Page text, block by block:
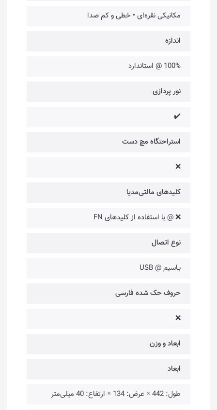
مکانیکی نقره‌ای • خطی و کم صدا
اندازه
100% @ استاندارد
نور پردازی
✔️
استراحتگاه مچ دست
❌
کلیدهای مالتی‌مدیا
❌ @ با استفاده از کلیدهای FN
نوع اتصال
بـاسیم @ USB
حروف حک شده فارسی
❌
ابعاد و وزن
ابعاد
طول: 442 × عرض: 134 × ارتفاع: 40 میلی‌متر